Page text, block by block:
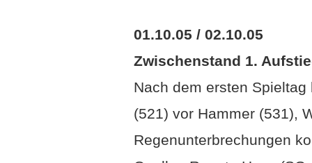
01.10.05 / 02.10.05
Zwischenstand 1.
Nach dem ersten
(521) vor Hammer (531),
Regenunterbrechungen